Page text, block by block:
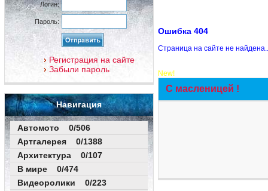
Логин:
Пароль:
Регистрация на сайте
Забыли пароль
Навигация
Автомото 0/506
Артгалерея 0/1388
Архитектура 0/107
В мире 0/474
Видеоролики 0/223
Ошибка 404
Страница на сайте не
New!
С масленицей !